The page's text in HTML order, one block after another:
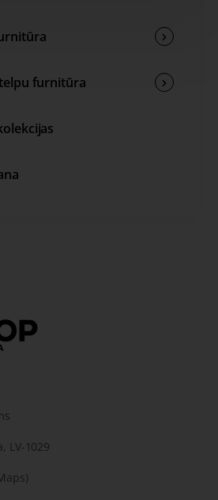
furnitūra
LV-1029